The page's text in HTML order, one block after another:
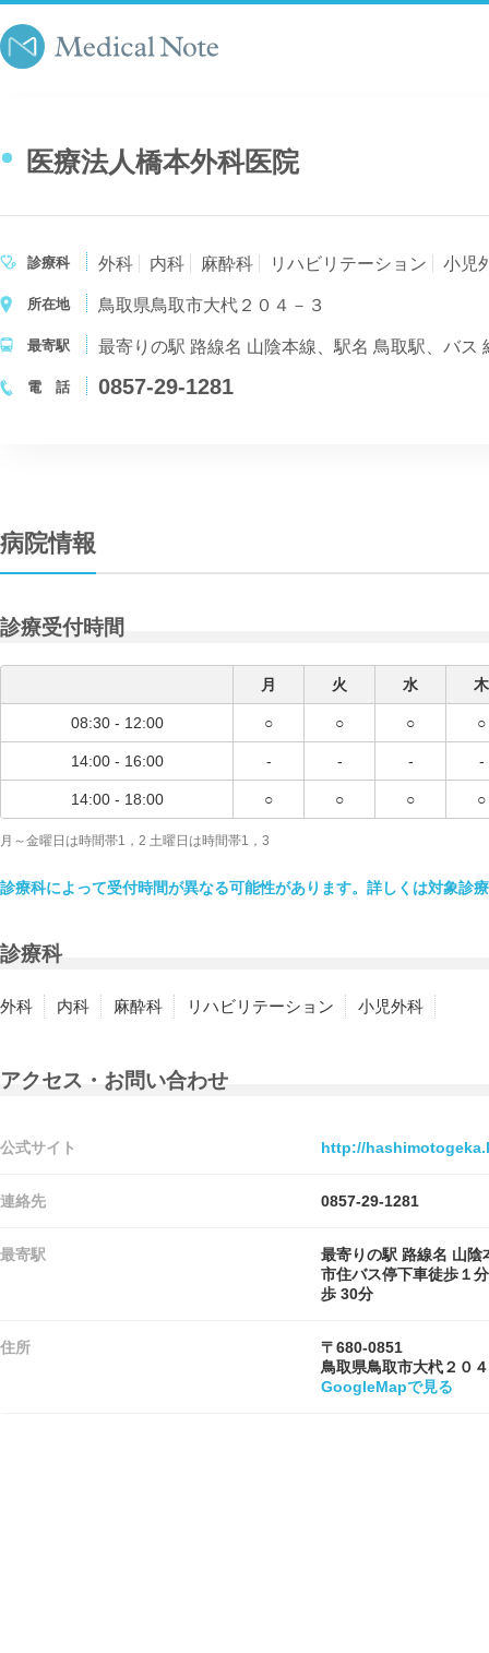
医療法人橋本外科医院
診療科 外科 内科 麻酔科 リハビリテーション 小児
所在地 鳥取県鳥取市大杙２０４－３
最寄駅
電 話 0857-29-1281
病院情報
診療受付時間
月 火 水 木
08:30 - 12:00 ○ ○ ○ ○
14:00 - 16:00 - - - -
14:00 - 18:00 ○ ○ ○ ○
月～金曜日は時間帯1，2 土曜日は時間帯1，3
診療科によって受付時間が異なる可能性があります。詳しくは対象診
診療科
外科 内科 麻酔科 リハビリテーション 小児外科
アクセス・お問い合わせ
公式サイト http://
連絡先 0857-29-1281
最寄駅
最寄りの駅 路線名 山陰
市住バス停下車徒歩１
歩 30分
住所
〒680-0851
鳥取県鳥取市大杙２０
GoogleMapで見る